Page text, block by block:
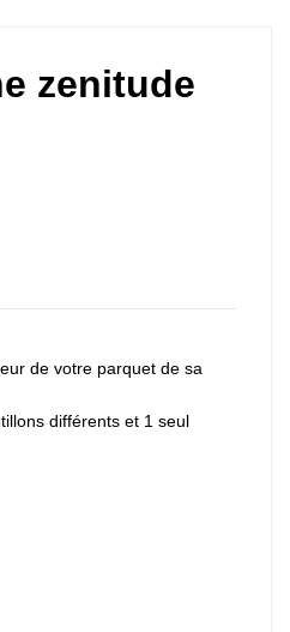
zenitude
de votre parquet de sa
différents et 1 seul